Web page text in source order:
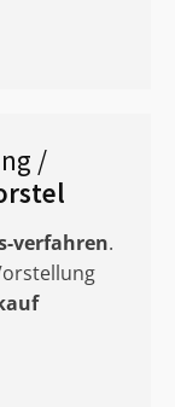
/
verfahren.